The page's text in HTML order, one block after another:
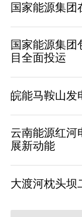
国家能源集团
国家能源集团
目全面投运
皖能马鞍山发
云南能源红河
展新动能
大渡河枕头坝